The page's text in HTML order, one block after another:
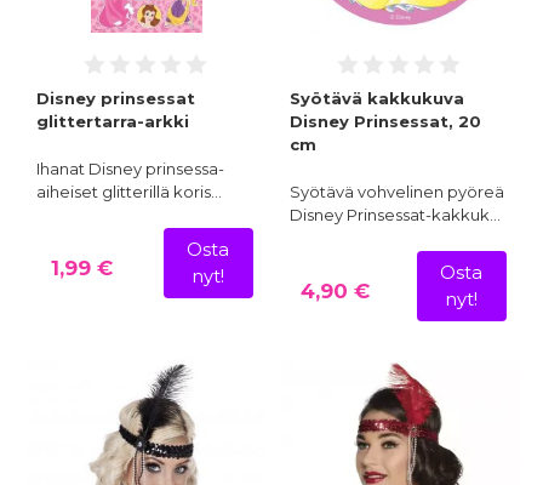
Disney prinsessat
glittertarra-arkki
Ihanat Disney prinsessa-
aiheiset glitterillä koris…
1,99 €
Osta
nyt!
Syötävä kakkukuva
Disney Prinsessat, 20
cm
Syötävä vohvelinen pyöreä
Disney Prinsessat-kakkuk…
4,90 €
Osta
nyt!